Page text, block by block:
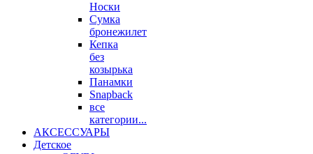
Носки
Сумка
бронежилет
Кепка
без
козырька
Панамки
Snapback
все
категории...
АКСЕССУАРЫ
Детское